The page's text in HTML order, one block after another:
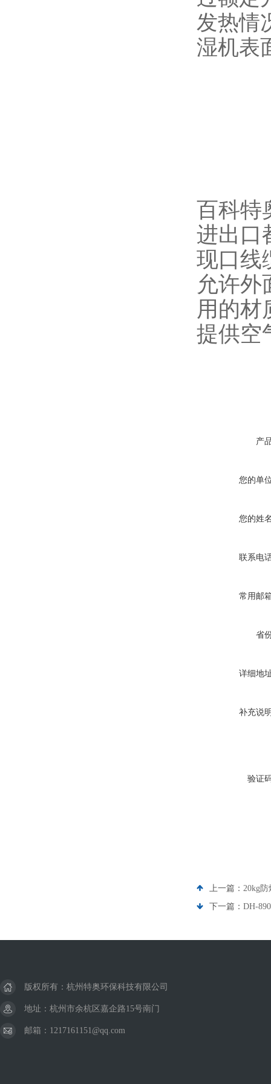
发热情
湿机表
百科特
进出口
现口线
允许外
用的材
提供空
产
您的单
您的姓
联系电
常用邮
省
详细地
补充说
验证
上一篇： 20kg
下一篇： DH-
版权所有：杭州特奥环保科技有限公司
地址：杭州市余杭区嘉企路15号南门
邮箱：1217161151@qq.com